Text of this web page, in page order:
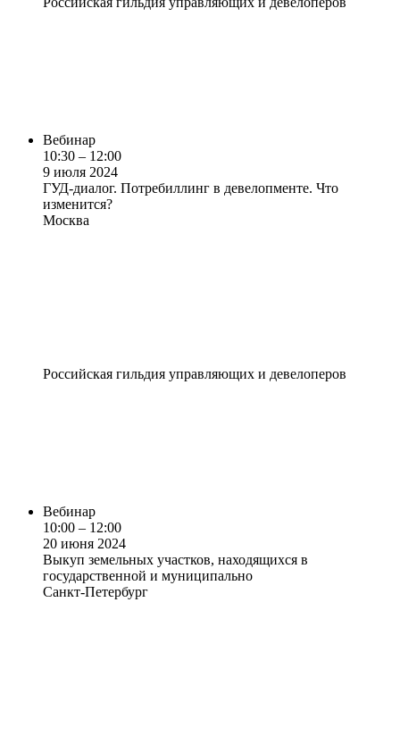
Вебинар
10:30 – 12:00
9 июля 2024
ГУД-диалог. Потребиллинг в девелопменте. Что
изменится?
Москва
Российская гильдия управляющих и девелоперов
Вебинар
10:00 – 12:00
20 июня 2024
Выкуп земельных участков, находящихся в
государственной и муниципально
Санкт-Петербург